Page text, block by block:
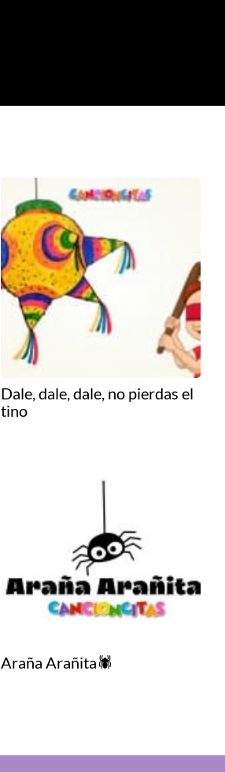
Dale, dale, dale, no pierdas el
tino
Araña Arañita🕷